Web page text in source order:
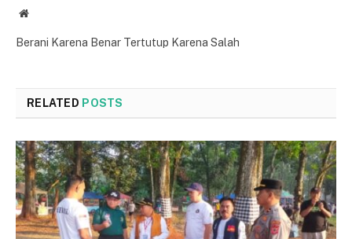
Website
Berani Karena Benar Tertutup Karena Salah
RELATED POSTS